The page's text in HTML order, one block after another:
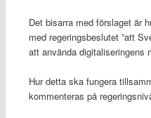
Det bisarra med förslaget är
med regeringsbeslutet ”att
att använda digitaliseringens
Hur detta ska fungera
kommenteras på